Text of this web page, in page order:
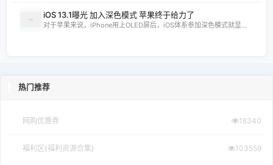
iOS 13.1曝光 加入深色模式 苹果终于给力了
对于苹果来说，iPhone用上OLED屏后，iOS体系参加深色模式就显...
热门推荐
网购优惠券 18340
福利区(福利资源合集) 103559